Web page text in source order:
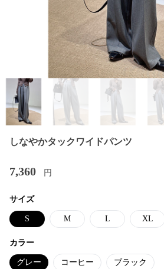
しなやかタックワイドパンツ
7,360 円
サイズ
S M L XL
カラー
グレー コーヒー ブラック